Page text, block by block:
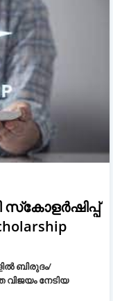
സ്‌കോളർഷിപ്പ്
ബിരുദം/
വിജയം നേടിയ